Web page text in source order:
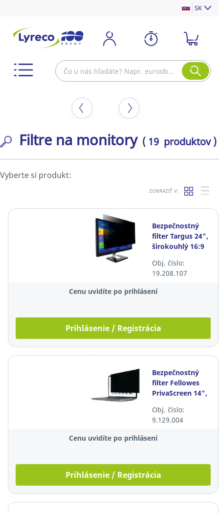
SK
Filtre na monitory ( 19 produktov )
Vyberte si produkt:
ZOBRAZIŤ V:
Bezpečnostný
filter Targus 24",
širokouhlý 16:9
Obj. číslo:
19.208.107
Cenu uvidíte po prihlásení
Prihlásenie / Registrácia
Bezpečnostný
filter Fellowes
PrivaScreen 14",
Obj. číslo:
9.129.004
Cenu uvidíte po prihlásení
Prihlásenie / Registrácia